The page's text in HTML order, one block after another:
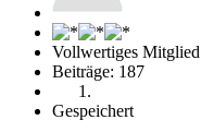
Vollwertiges Mitglied
Beiträge: 187
Gespeichert